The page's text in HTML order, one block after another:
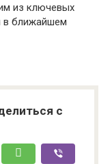
из ключевых
в ближайшем
с